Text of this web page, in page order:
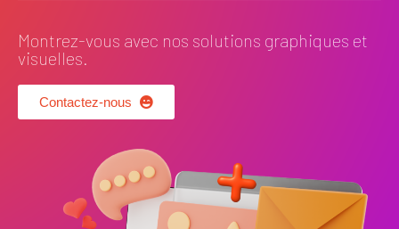
Montrez-vous avec nos solutions graphiques et
visuelles.
Contactez-nous